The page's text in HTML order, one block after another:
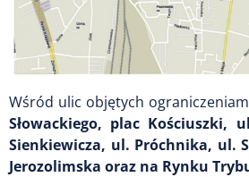
Wśród ulic objętych
Słowackiego, plac Kościuszki,
Sienkiewicza, ul. Próchnika, ul.
Jerozolimska oraz na Rynku